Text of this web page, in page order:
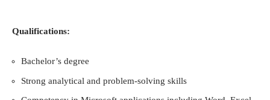
Qualifications:
Bachelor’s degree
Strong analytical and problem-solving skills